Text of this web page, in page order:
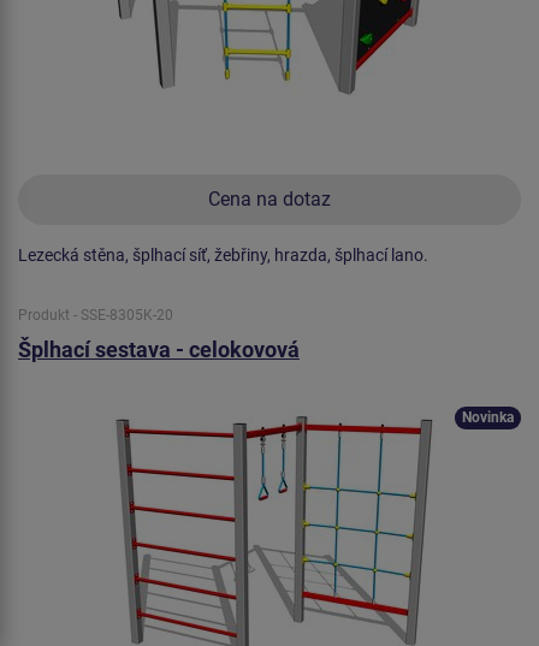
Cena na dotaz
Lezecká stěna, šplhací síť, žebřiny, hrazda, šplhací lano.
Produkt - SSE-8305K-20
Šplhací sestava - celokovová
Novinka